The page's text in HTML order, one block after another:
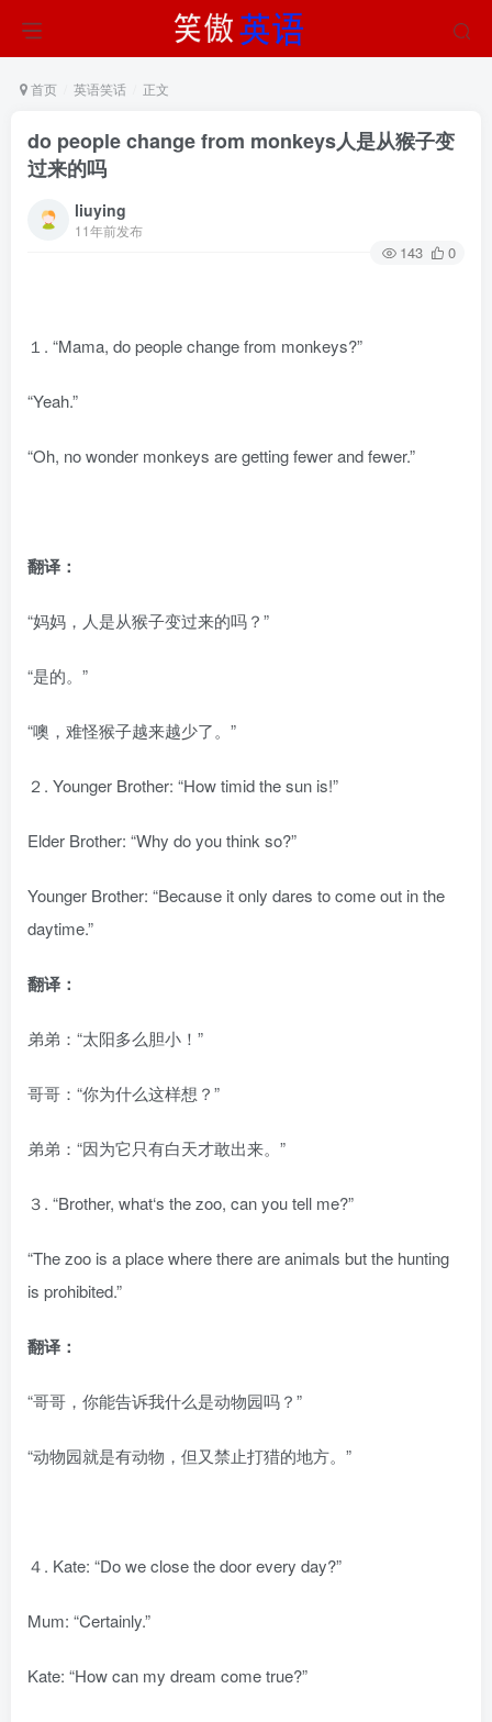
首页 英语笑话 正文
do people change from monkeys人是从猴子变
过来的吗
liuying
11年前发布
143 0
１. “Mama, do people change from monkeys?”
“Yeah.”
“Oh, no wonder monkeys are getting fewer and fewer.”
翻译：
“妈妈，人是从猴子变过来的吗？”
“是的。”
“噢，难怪猴子越来越少了。”
２. Younger Brother: “How timid the sun is!”
Elder Brother: “Why do you think so?”
Younger Brother: “Because it only dares to come out in the
daytime.”
翻译：
弟弟：“太阳多么胆小！”
哥哥：“你为什么这样想？”
弟弟：“因为它只有白天才敢出来。”
３. “Brother, what‘s the zoo, can you tell me?”
“The zoo is a place where there are animals but the hunting
is prohibited.”
翻译：
“哥哥，你能告诉我什么是动物园吗？”
“动物园就是有动物，但又禁止打猎的地方。”
４. Kate: “Do we close the door every day?”
Mum: “Certainly.”
Kate: “How can my dream come true?”